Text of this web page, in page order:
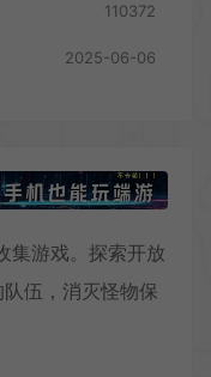
110372
2025-06-06
集游戏。探索开放
伍，消灭怪物保